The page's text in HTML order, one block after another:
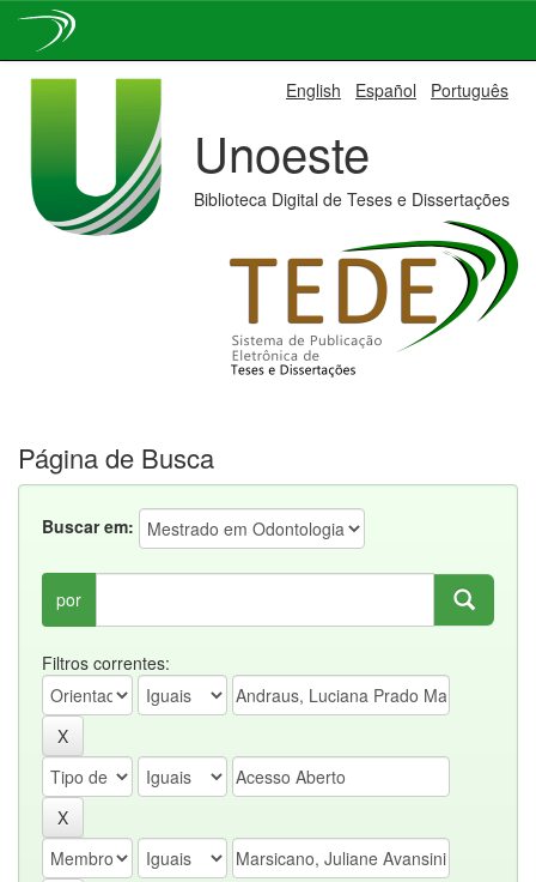
English Español Português
Unoeste
Biblioteca Digital de Teses e Dissertações
Página de Busca
Buscar em:
por
Filtros correntes: